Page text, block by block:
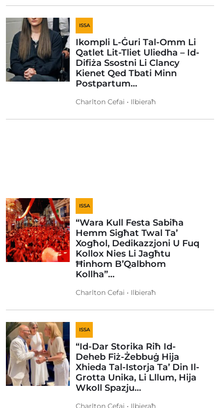
ISSA
Ikompli L-Ġuri Tal-Omm Li
Qatlet Lit-Tliet Uliedha – Id-
Difiża Ssostni Li Clancy
Kienet Qed Tbati Minn
Postpartum…
Charlton Cefai • Ilbieraħ
ISSA
“Wara Kull Festa Sabiħa
Hemm Sigħat Twal Ta’
Xogħol, Dedikazzjoni U Fuq
Kollox Nies Li Jagħtu
Ħinhom B’Qalbhom
Kollha”…
Charlton Cefai • Ilbieraħ
ISSA
“Id-Dar Storika Riħ Id-
Deheb Fiż-Żebbuġ Hija
Xhieda Tal-Istorja Ta’ Din Il-
Grotta Unika, Li Lllum, Hija
Wkoll Spazju…
Charlton Cefai • Ilbieraħ